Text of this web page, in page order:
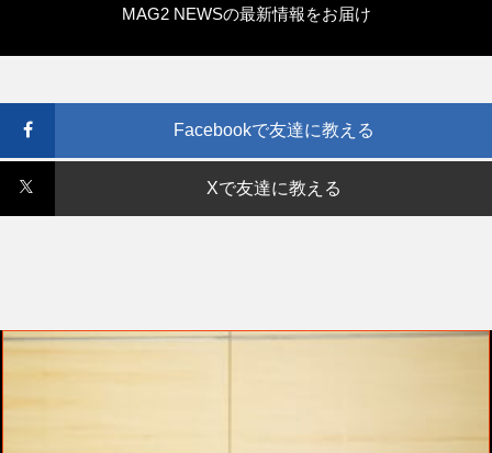
MAG2 NEWSの最新情報をお届け
Facebookで友達に教える
Xで友達に教える